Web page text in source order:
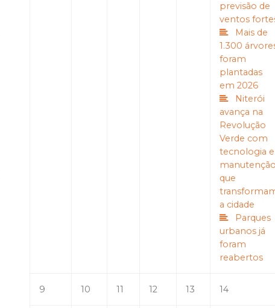
previsão de
ventos
Mais de
1.300
foram
plantadas
em 2026
Niterói
avança na
Revolução
Verde com
tecnologia e
que
a cidade
Parques
urbanos já
foram
reabertos
9 10 11 12 13 14